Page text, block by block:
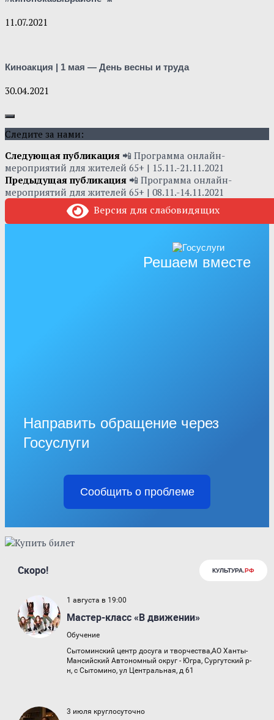
11.07.2021
Киноакция | 1 мая — День весны и труда
30.04.2021
Следите за нами:
Следующая публикация 📲 Программа онлайн-
мероприятий для жителей 65+ | 15.11.-21.11.2021
Предыдущая публикация 📲 Программа онлайн-
мероприятий для жителей 65+ | 08.11.-14.11.2021
Версия для слабовидящих
Решаем вместе
Направить обращение через
Госуслуги
Сообщить о проблеме